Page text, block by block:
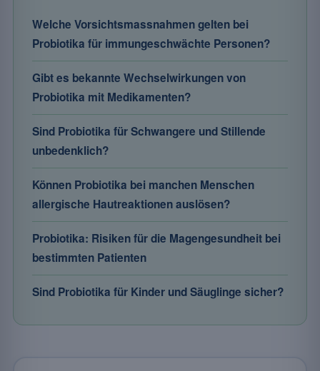
Welche Vorsichtsmassnahmen gelten bei
Probiotika für immungeschwächte Personen?
Gibt es bekannte Wechselwirkungen von
Probiotika mit Medikamenten?
Sind Probiotika für Schwangere und Stillende
unbedenklich?
Können Probiotika bei manchen Menschen
allergische Hautreaktionen auslösen?
Probiotika: Risiken für die Magengesundheit bei
bestimmten Patienten
Sind Probiotika für Kinder und Säuglinge sicher?